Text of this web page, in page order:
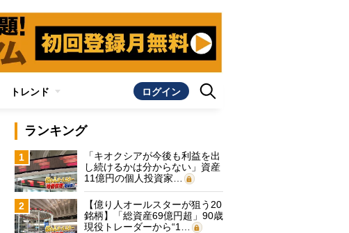
トレンド ログイン
ランキング
1
「キオクシアが今後も利益を出
し続けるかは分からない」資産
11億円の個人投資家…
2
【億り人オールスターが狙う20
銘柄】「総資産69億円超」90歳
現役トレーダーから“1…